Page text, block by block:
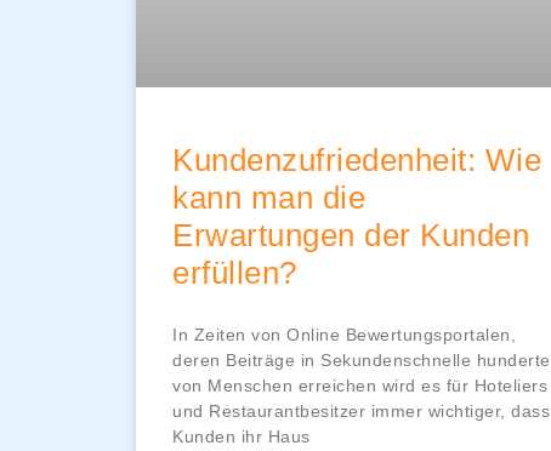
Kundenzufriedenheit: Wie
kann man die
Erwartungen der Kunden
erfüllen?
In Zeiten von Online Bewertungsportalen,
deren Beiträge in Sekundenschnelle hunderte
von Menschen erreichen wird es für Hoteliers
und Restaurantbesitzer immer wichtiger, dass
Kunden ihr Haus